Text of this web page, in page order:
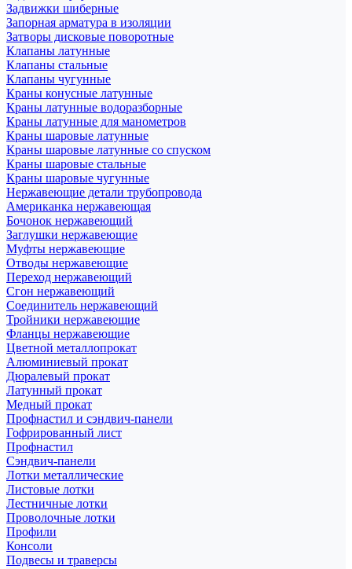
Задвижки шиберные
Запорная арматура в изоляции
Затворы дисковые поворотные
Клапаны латунные
Клапаны стальные
Клапаны чугунные
Краны конусные латунные
Краны латунные водоразборные
Краны латунные для манометров
Краны шаровые латунные
Краны шаровые латунные со спуском
Краны шаровые стальные
Краны шаровые чугунные
Нержавеющие детали трубопровода
Американка нержавеющая
Бочонок нержавеющий
Заглушки нержавеющие
Муфты нержавеющие
Отводы нержавеющие
Переход нержавеющий
Сгон нержавеющий
Соединитель нержавеющий
Тройники нержавеющие
Фланцы нержавеющие
Цветной металлопрокат
Алюминиевый прокат
Дюралевый прокат
Латунный прокат
Медный прокат
Профнастил и сэндвич-панели
Гофрированный лист
Профнастил
Сэндвич-панели
Лотки металлические
Листовые лотки
Лестничные лотки
Проволочные лотки
Профили
Консоли
Подвесы и траверсы